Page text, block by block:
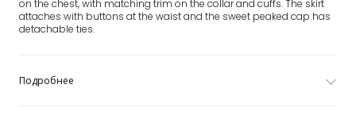
on the chest, with matching trim on the collar and cuffs. The skirt
attaches with buttons at the waist and the sweet peaked cap has
detachable ties.
Подробнее